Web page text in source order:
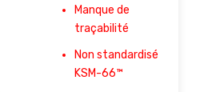
Manque de
traçabilité
Non standardisé
KSM-66™